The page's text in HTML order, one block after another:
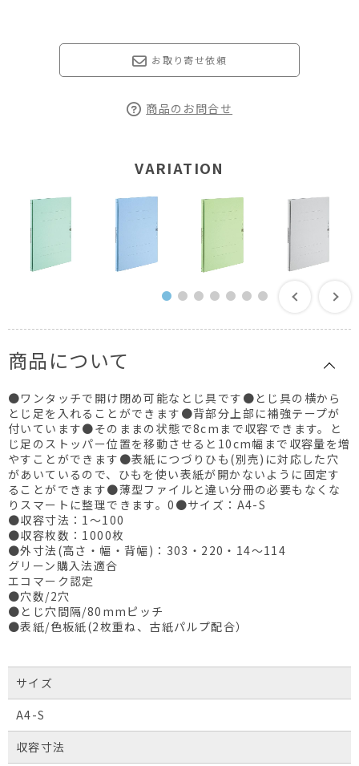
お取り寄せ依頼
商品のお問合せ
VARIATION
商品について
●ワンタッチで開け閉め可能なとじ具です●とじ具の横から
とじ足を入れることができます●背部分上部に補強テープが
付いています●そのままの状態で8cmまで収容できます。と
じ足のストッパー位置を移動させると10cm幅まで収容量を増
やすことができます●表紙につづりひも(別売)に対応した穴
があいているので、ひもを使い表紙が開かないように固定す
ることができます●薄型ファイルと違い分冊の必要もなくな
りスマートに整理できます。0●サイズ：A4-S
●収容寸法：1～100
●収容枚数：1000枚
●外寸法(高さ・幅・背幅)：303・220・14～114
グリーン購入法適合
エコマーク認定
●穴数/2穴
●とじ穴間隔/80mmピッチ
●表紙/色板紙(2枚重ね、古紙パルプ配合）
サイズ
A4-S
収容寸法